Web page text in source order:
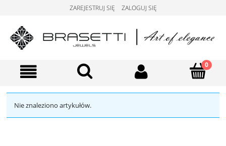
ZAREJESTRUJ SIĘ ZALOGUJ SIĘ
Nie znaleziono artykułów.